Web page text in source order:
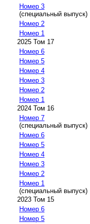
Номер 3
(специальный выпуск)
Номер 2
Номер 1
2025 Том 17
Номер 6
Номер 5
Номер 4
Номер 3
Номер 2
Номер 1
2024 Том 16
Номер 7
(специальный выпуск)
Номер 6
Номер 5
Номер 4
Номер 3
Номер 2
Номер 1
(специальный выпуск)
2023 Том 15
Номер 6
Номер 5